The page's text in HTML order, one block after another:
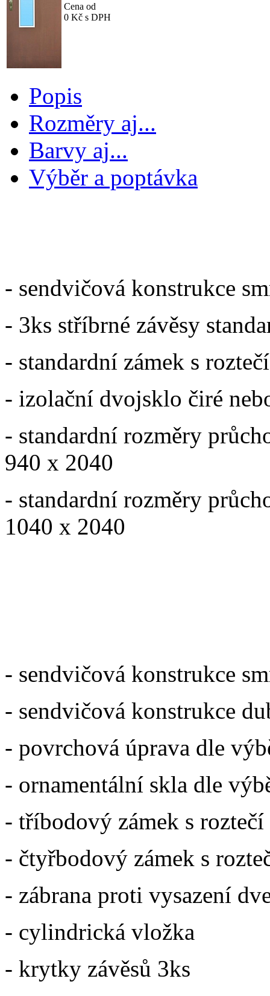
Cena od
0 Kč s DPH
Popis
Rozměry aj...
Barvy aj...
Výběr a poptávka
- sendvičová konstrukce
- 3ks stříbrné závěsy
- standardní zámek s
- izolační dvojsklo čiré
- standardní rozměry
940 x 2040
- standardní rozměry
1040 x 2040
- sendvičová konstrukce
- sendvičová konstrukce
- povrchová úprava dle
- ornamentální skla dle
- tříbodový zámek s
- čtyřbodový zámek s
- zábrana proti vysazení
- cylindrická vložka
- krytky závěsů 3ks